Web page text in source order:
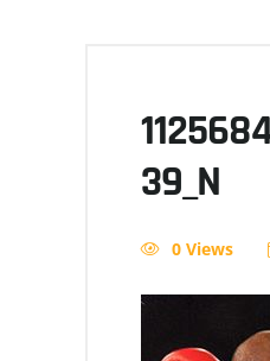
39_N
0 Views